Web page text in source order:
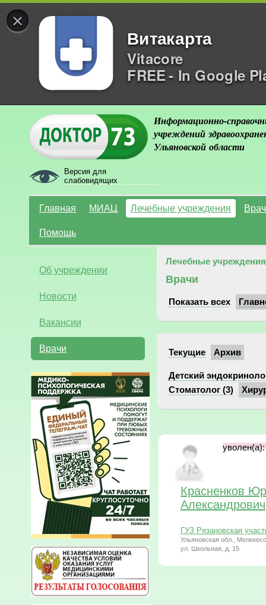
×
Витакарта
Vitacore
FREE - In Google
Версия для
слабовидящих
Информационно-
учреждений
Ульяновской области
Главная МИАЦ Лечебные учреждения
Помощь
Об учреждении
Новости
Вакансии
Врачи
Лечебные учреждения
Врачи
Показать всех
Текущие Архив
Детский
Стоматолог (3)
уволен(а):
Красненков
Александрович
ГУЗ Рязановская
Ульяновская обл.,
ул. Школьная, д. 15